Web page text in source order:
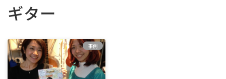
ギター
事例